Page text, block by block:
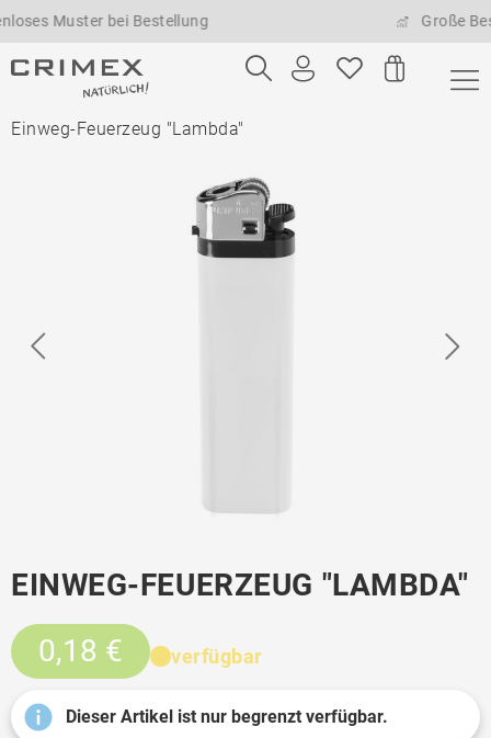
Muster bei Bestellung Große
Einweg-Feuerzeug "Lambda"
EINWEG-FEUERZEUG "LAMBDA"
0,18 €
verfügbar
Dieser Artikel ist nur begrenzt verfügbar.